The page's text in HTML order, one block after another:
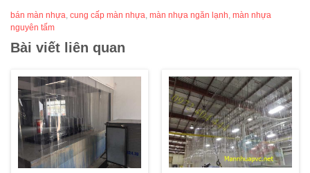
bán màn nhựa cung cấp màn nhựa màn nhựa ngăn lạnh màn nhựa
nguyên tấm
Bài viết liên quan